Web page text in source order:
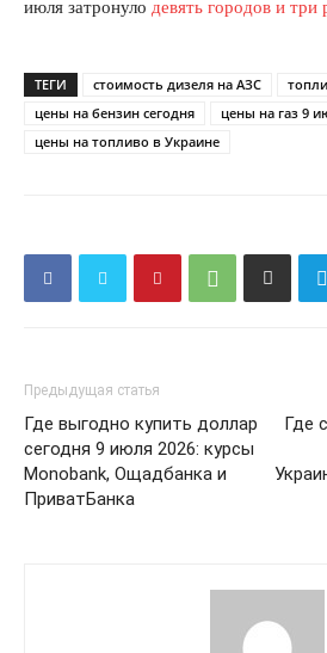
июля затронуло девять городов и три
ТЕГИ стоимость дизеля на АЗС
цены на бензин сегодня
цены на газ 9
цены на топливо в Украине
Предыдущая статья
Где выгодно купить доллар
сегодня 9 июля 2026: курсы
Monobank, Ощадбанка и
ПриватБанка
Где